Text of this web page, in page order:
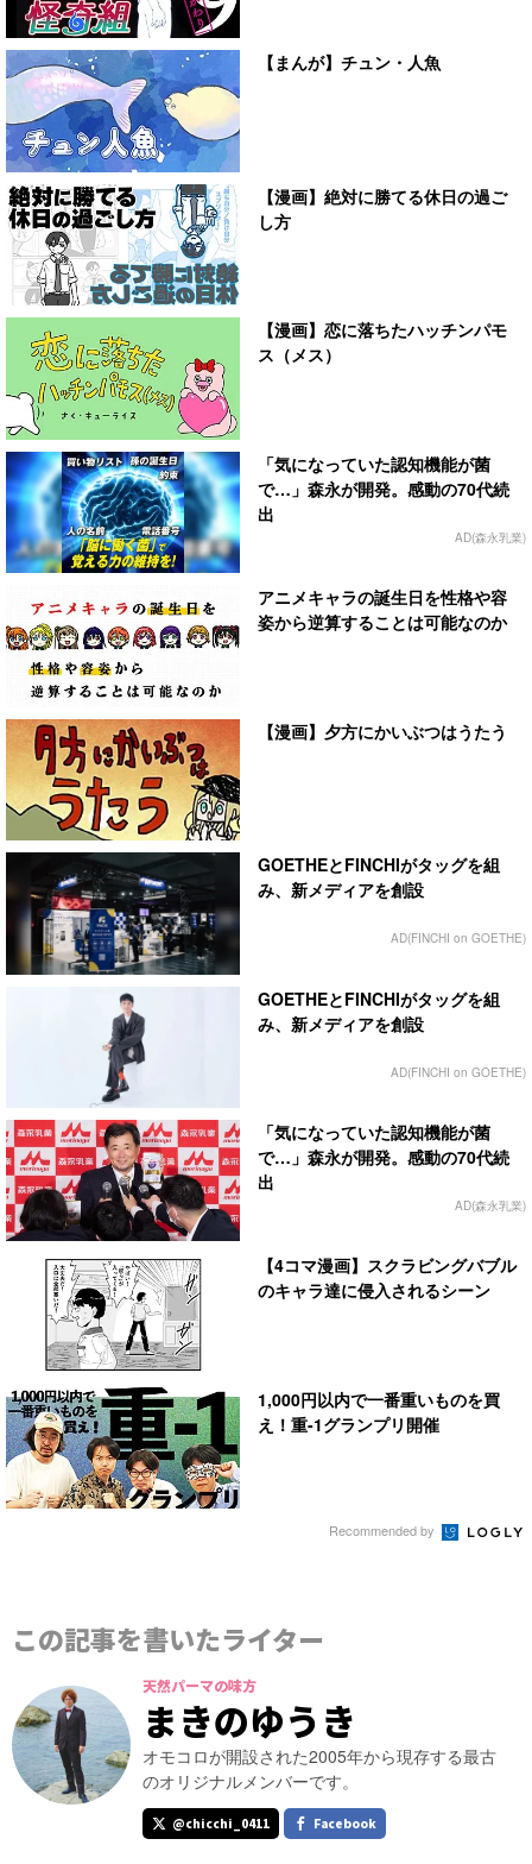
【まんが】チュン・人魚
【漫画】絶対に勝てる休日の過ご
し方
【漫画】恋に落ちたハッチンパモ
ス（メス）
「気になっていた認知機能が菌
で…」森永が開発。感動の70代続
出
AD(森永乳業)
アニメキャラの誕生日を性格や容
姿から逆算することは可能なのか
【漫画】夕方にかいぶつはうたう
GOETHEとFINCHIがタッグを組
み、新メディアを創設
AD(FINCHI on GOETHE)
GOETHEとFINCHIがタッグを組
み、新メディアを創設
AD(FINCHI on GOETHE)
「気になっていた認知機能が菌
で…」森永が開発。感動の70代続
出
AD(森永乳業)
【4コマ漫画】スクラビングバブル
のキャラ達に侵入されるシーン
1,000円以内で一番重いものを買
え！重-1グランプリ開催
Recommended by
この記事を書いたライター
天然パーマの味方
まきのゆうき
オモコロが開設された2005年から現存する最古
のオリジナルメンバーです。
@chicchi_0411 Facebook